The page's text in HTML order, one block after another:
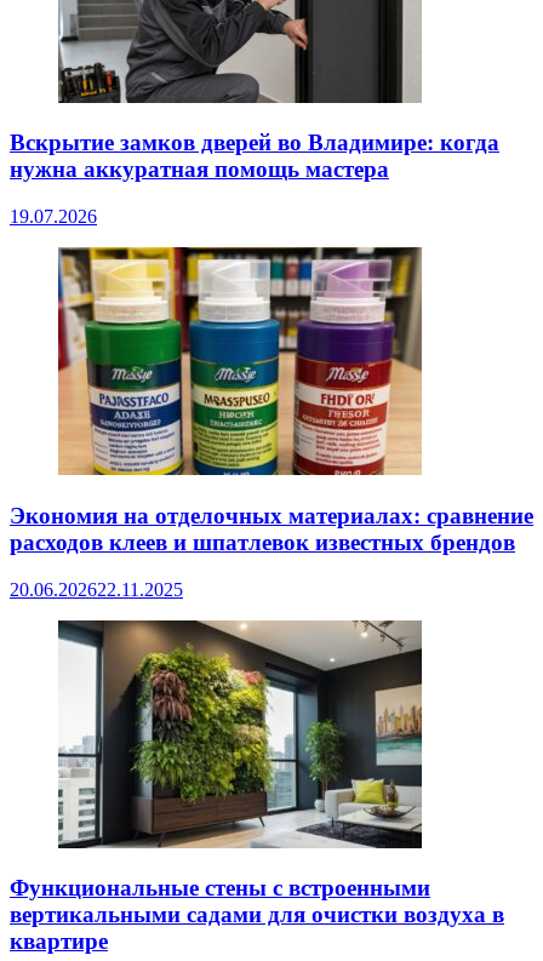
Вскрытие замков дверей во Владимире: когда
нужна аккуратная помощь мастера
19.07.2026
Экономия на отделочных материалах: сравнение
расходов клеев и шпатлевок известных брендов
20.06.202622.11.2025
Функциональные стены с встроенными
вертикальными садами для очистки воздуха в
квартире